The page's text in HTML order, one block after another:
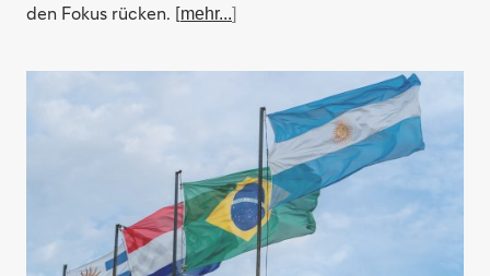
den Fokus rücken. [mehr...]